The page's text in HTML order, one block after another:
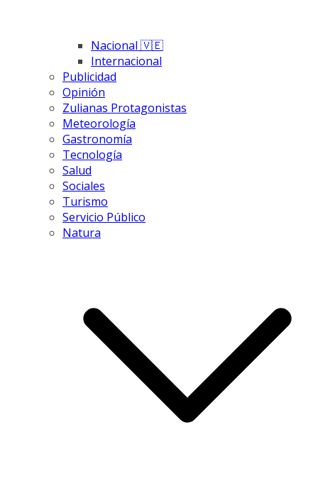
Nacional 🇻🇪
Internacional
Publicidad
Opinión
Zulianas Protagonistas
Meteorología
Gastronomía
Tecnología
Salud
Sociales
Turismo
Servicio Público
Natura